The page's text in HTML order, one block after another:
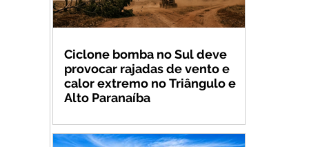
Ciclone bomba no Sul deve
provocar rajadas de vento e
calor extremo no Triângulo e
Alto Paranaíba